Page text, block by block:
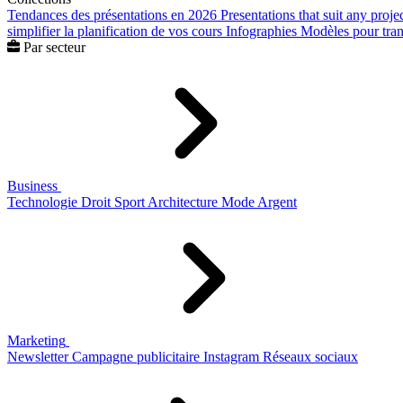
Tendances des présentations en 2026 Presentations that suit any
simplifier la planification de vos cours Infographies Modèles pour
Par secteur
Business
Technologie Droit Sport Architecture Mode Argent
Marketing
Newsletter Campagne publicitaire Instagram Réseaux sociaux